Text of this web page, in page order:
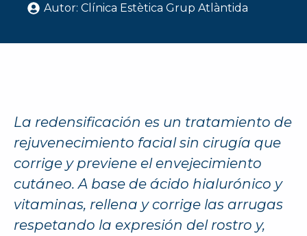
Autor: Clínica Estètica Grup Atlàntida
La redensificación es un tratamiento de
rejuvenecimiento facial sin cirugía que
corrige y previene el envejecimiento
cutáneo. A base de ácido hialurónico y
vitaminas, rellena y corrige las arrugas
respetando la expresión del rostro y,